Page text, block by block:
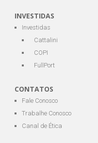
INVESTIDAS
Investidas
Cattalini
COPI
FullPort
CONTATOS
Fale Conosco
Trabalhe Conosco
Canal de Ética